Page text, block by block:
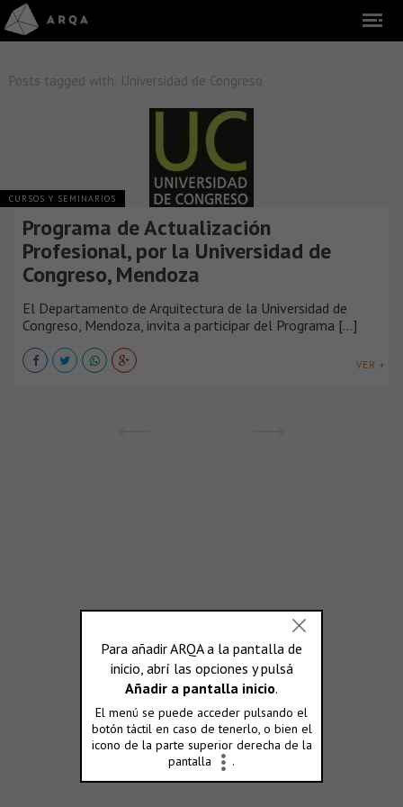
Posts tagged with: Universidad de Congreso
CURSOS Y SEMINARIOS
Programa de Actualización
Profesional, por la Universidad de
Congreso, Mendoza
El Departamento de Arquitectura de la Universidad de
Congreso, Mendoza, invita a participar del Programa [...]
VER +